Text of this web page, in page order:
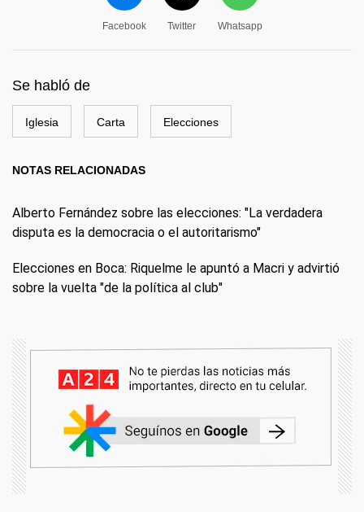
Facebook Twitter Whatsapp
Se habló de
Iglesia Carta Elecciones
NOTAS RELACIONADAS
Alberto Fernández sobre las elecciones: "La verdadera
disputa es la democracia o el autoritarismo"
Elecciones en Boca: Riquelme le apuntó a Macri y advirtió
sobre la vuelta "de la política al club"